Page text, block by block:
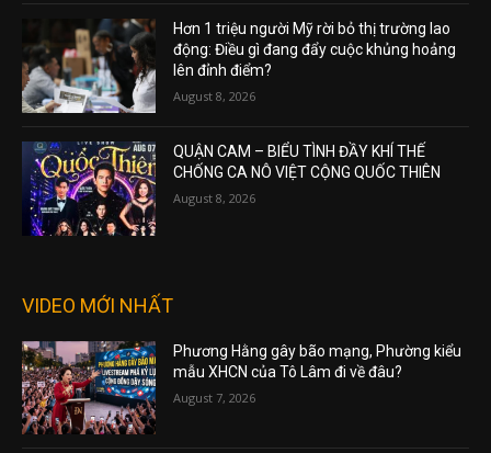
Hơn 1 triệu người Mỹ rời bỏ thị trường lao
động: Điều gì đang đẩy cuộc khủng hoảng
lên đỉnh điểm?
August 8, 2026
QUẬN CAM – BIỂU TÌNH ĐẦY KHÍ THẾ
CHỐNG CA NÔ VIỆT CỘNG QUỐC THIÊN
August 8, 2026
VIDEO MỚI NHẤT
Phương Hằng gây bão mạng, Phường kiểu
mẫu XHCN của Tô Lâm đi về đâu?
August 7, 2026